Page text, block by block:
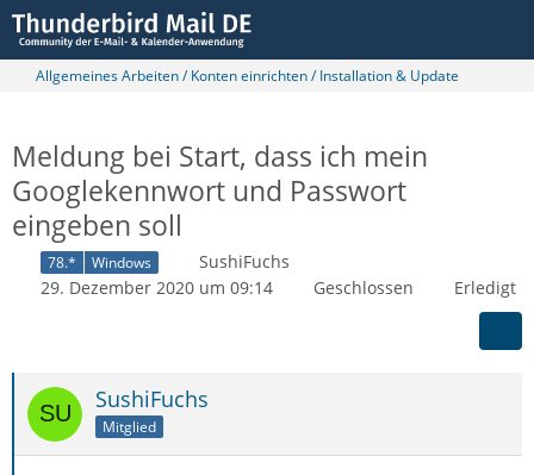
Allgemeines Arbeiten / Konten einrichten / Installation & Update
Meldung bei Start, dass ich mein
Googlekennwort und Passwort
eingeben soll
78.* Windows
SushiFuchs
29. Dezember 2020 um 09:14
Geschlossen Erledigt
SushiFuchs
Mitglied